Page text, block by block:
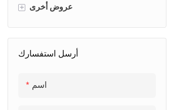
لوحة مخدد
كونترتوب حجر الكوارتز
كونترتوب من الرخام
كونترتوب الحجر الملبد
كونترتوب الجرانيت
+ عروض أخرى
مخزن
مغسلة
خزانة تلفزيون
أرسل استفسارك
اسم